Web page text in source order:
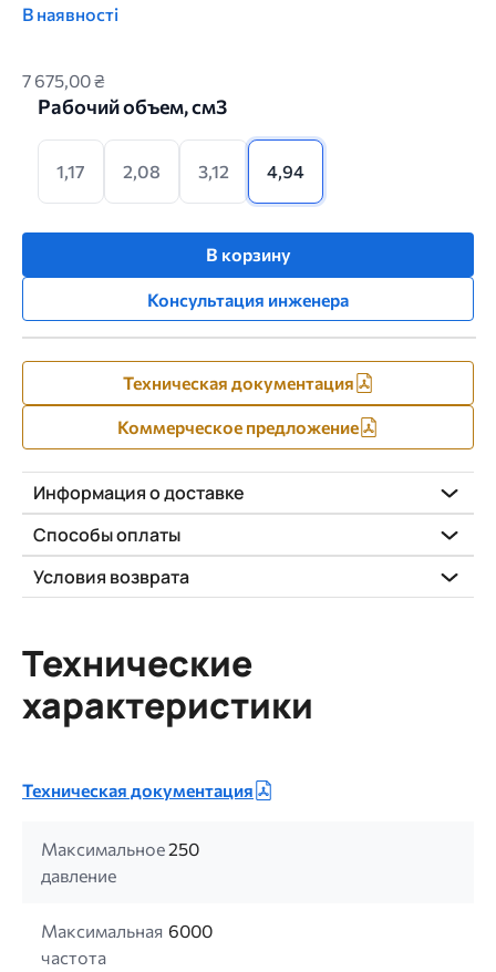
В наявності
7 675,00 ₴
Рабочий объем, см3
1,17 2,08 3,12 4,94
В корзину
Консультация инженера
Техническая документация
Коммерческое предложение
Информация о доставке
Способы оплаты
Условия возврата
Технические
характеристики
Техническая документация
Максимальное
давление
250
Максимальная
частота
6000